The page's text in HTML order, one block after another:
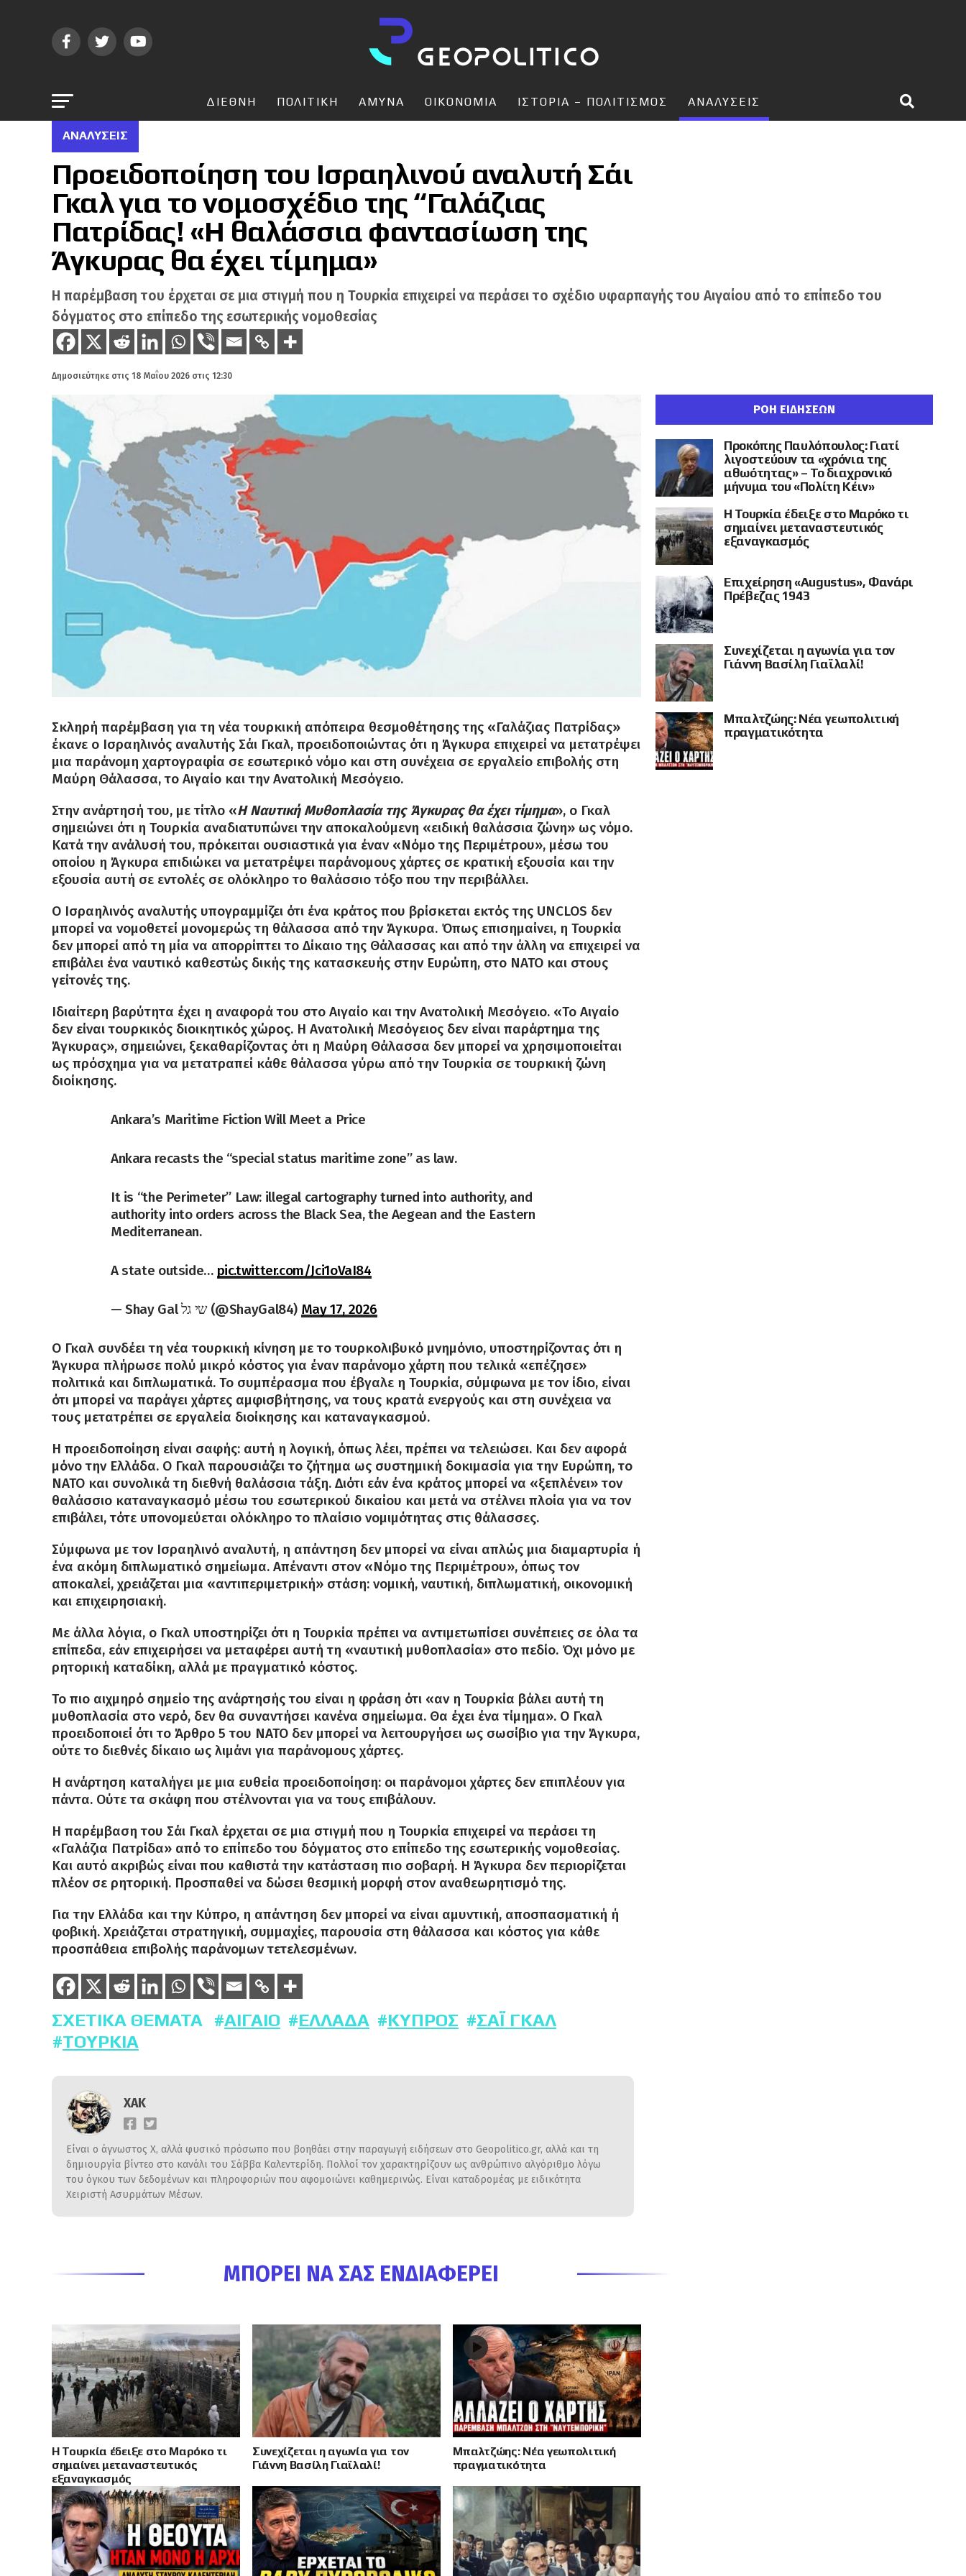
ΔΙΕΘΝΗ ΠΟΛΙΤΙΚΗ ΑΜΥΝΑ ΟΙΚΟΝΟΜΙΑ ΙΣΤΟΡΙΑ – ΠΟΛΙΤΙΣΜΟΣ ΑΝΑΛΥΣΕΙΣ
ΑΝΑΛΎΣΕΙΣ
Προειδοποίηση του Ισραηλινού αναλυτή Σάι
Γκαλ για το νομοσχέδιο της “Γαλάζιας
Πατρίδας! «Η θαλάσσια φαντασίωση της
Άγκυρας θα έχει τίμημα»
Η παρέμβαση του έρχεται σε μια στιγμή που η Τουρκία επιχειρεί να περάσει το σχέδιο υφαρπαγής του Αιγαίου από το επίπεδο του
δόγματος στο επίπεδο της εσωτερικής νομοθεσίας
Δημοσιεύτηκε στις 18 Μαΐου 2026 στις 12:30
Σκληρή παρέμβαση για τη νέα τουρκική απόπειρα θεσμοθέτησης της «Γαλάζιας Πατρίδας»
έκανε ο Ισραηλινός αναλυτής Σάι Γκαλ, προειδοποιώντας ότι η Άγκυρα επιχειρεί να μετατρέψει
μια παράνομη χαρτογραφία σε εσωτερικό νόμο και στη συνέχεια σε εργαλείο επιβολής στη
Μαύρη Θάλασσα, το Αιγαίο και την Ανατολική Μεσόγειο.
Στην ανάρτησή του, με τίτλο «Η Ναυτική Μυθοπλασία της Άγκυρας θα έχει τίμημα», ο Γκαλ
σημειώνει ότι η Τουρκία αναδιατυπώνει την αποκαλούμενη «ειδική θαλάσσια ζώνη» ως νόμο.
Κατά την ανάλυσή του, πρόκειται ουσιαστικά για έναν «Νόμο της Περιμέτρου», μέσω του
οποίου η Άγκυρα επιδιώκει να μετατρέψει παράνομους χάρτες σε κρατική εξουσία και την
εξουσία αυτή σε εντολές σε ολόκληρο το θαλάσσιο τόξο που την περιβάλλει.
Ο Ισραηλινός αναλυτής υπογραμμίζει ότι ένα κράτος που βρίσκεται εκτός της UNCLOS δεν
μπορεί να νομοθετεί μονομερώς τη θάλασσα από την Άγκυρα. Όπως επισημαίνει, η Τουρκία
δεν μπορεί από τη μία να απορρίπτει το Δίκαιο της Θάλασσας και από την άλλη να επιχειρεί να
επιβάλει ένα ναυτικό καθεστώς δικής της κατασκευής στην Ευρώπη, στο ΝΑΤΟ και στους
γείτονές της.
Ιδιαίτερη βαρύτητα έχει η αναφορά του στο Αιγαίο και την Ανατολική Μεσόγειο. «Το Αιγαίο
δεν είναι τουρκικός διοικητικός χώρος. Η Ανατολική Μεσόγειος δεν είναι παράρτημα της
Άγκυρας», σημειώνει, ξεκαθαρίζοντας ότι η Μαύρη Θάλασσα δεν μπορεί να χρησιμοποιείται
ως πρόσχημα για να μετατραπεί κάθε θάλασσα γύρω από την Τουρκία σε τουρκική ζώνη
διοίκησης.
Ankara’s Maritime Fiction Will Meet a Price
Ankara recasts the “special status maritime zone” as law.
It is “the Perimeter” Law: illegal cartography turned into authority, and
authority into orders across the Black Sea, the Aegean and the Eastern
Mediterranean.
A state outside… pic.twitter.com/Jci1oVaI84
— Shay Gal שי גל (@ShayGal84) May 17, 2026
Ο Γκαλ συνδέει τη νέα τουρκική κίνηση με το τουρκολιβυκό μνημόνιο, υποστηρίζοντας ότι η
Άγκυρα πλήρωσε πολύ μικρό κόστος για έναν παράνομο χάρτη που τελικά «επέζησε»
πολιτικά και διπλωματικά. Το συμπέρασμα που έβγαλε η Τουρκία, σύμφωνα με τον ίδιο, είναι
ότι μπορεί να παράγει χάρτες αμφισβήτησης, να τους κρατά ενεργούς και στη συνέχεια να
τους μετατρέπει σε εργαλεία διοίκησης και καταναγκασμού.
Η προειδοποίηση είναι σαφής: αυτή η λογική, όπως λέει, πρέπει να τελειώσει. Και δεν αφορά
μόνο την Ελλάδα. Ο Γκαλ παρουσιάζει το ζήτημα ως συστημική δοκιμασία για την Ευρώπη, το
ΝΑΤΟ και συνολικά τη διεθνή θαλάσσια τάξη. Διότι εάν ένα κράτος μπορεί να «ξεπλένει» τον
θαλάσσιο καταναγκασμό μέσω του εσωτερικού δικαίου και μετά να στέλνει πλοία για να τον
επιβάλει, τότε υπονομεύεται ολόκληρο το πλαίσιο νομιμότητας στις θάλασσες.
Σύμφωνα με τον Ισραηλινό αναλυτή, η απάντηση δεν μπορεί να είναι απλώς μια διαμαρτυρία ή
ένα ακόμη διπλωματικό σημείωμα. Απέναντι στον «Νόμο της Περιμέτρου», όπως τον
αποκαλεί, χρειάζεται μια «αντιπεριμετρική» στάση: νομική, ναυτική, διπλωματική, οικονομική
και επιχειρησιακή.
Με άλλα λόγια, ο Γκαλ υποστηρίζει ότι η Τουρκία πρέπει να αντιμετωπίσει συνέπειες σε όλα τα
επίπεδα, εάν επιχειρήσει να μεταφέρει αυτή τη «ναυτική μυθοπλασία» στο πεδίο. Όχι μόνο με
ρητορική καταδίκη, αλλά με πραγματικό κόστος.
Το πιο αιχμηρό σημείο της ανάρτησής του είναι η φράση ότι «αν η Τουρκία βάλει αυτή τη
μυθοπλασία στο νερό, δεν θα συναντήσει κανένα σημείωμα. Θα έχει ένα τίμημα». Ο Γκαλ
προειδοποιεί ότι το Άρθρο 5 του ΝΑΤΟ δεν μπορεί να λειτουργήσει ως σωσίβιο για την Άγκυρα,
ούτε το διεθνές δίκαιο ως λιμάνι για παράνομους χάρτες.
Η ανάρτηση καταλήγει με μια ευθεία προειδοποίηση: οι παράνομοι χάρτες δεν επιπλέουν για
πάντα. Ούτε τα σκάφη που στέλνονται για να τους επιβάλουν.
Η παρέμβαση του Σάι Γκαλ έρχεται σε μια στιγμή που η Τουρκία επιχειρεί να περάσει τη
«Γαλάζια Πατρίδα» από το επίπεδο του δόγματος στο επίπεδο της εσωτερικής νομοθεσίας.
Και αυτό ακριβώς είναι που καθιστά την κατάσταση πιο σοβαρή. Η Άγκυρα δεν περιορίζεται
πλέον σε ρητορική. Προσπαθεί να δώσει θεσμική μορφή στον αναθεωρητισμό της.
Για την Ελλάδα και την Κύπρο, η απάντηση δεν μπορεί να είναι αμυντική, αποσπασματική ή
φοβική. Χρειάζεται στρατηγική, συμμαχίες, παρουσία στη θάλασσα και κόστος για κάθε
προσπάθεια επιβολής παράνομων τετελεσμένων.
ΣΧΕΤΙΚΆ ΘΈΜΑΤΑ ΑΙΓΑΊΟ ΕΛΛΆΔΑ ΚΎΠΡΟΣ
ΣΆΙ ΓΚΑΛ
ΤΟΥΡΚΊΑ
ΧΑΚ
Είναι ο άγνωστος Χ, αλλά φυσικό πρόσωπο που βοηθάει στην παραγωγή ειδήσεων στο Geopolitico.gr, αλλά και τη
δημιουργία βίντεο στο κανάλι του Σάββα Καλεντερίδη. Πολλοί τον χαρακτηρίζουν ως ανθρώπινο αλγόριθμο λόγω
του όγκου των δεδομένων και πληροφοριών που αφομοιώνει καθημερινώς. Είναι καταδρομέας με ειδικότητα
Χειριστή Ασυρμάτων Μέσων.
ΜΠΟΡΕΊ ΝΑ ΣΑΣ ΕΝΔΙΑΦΈΡΕΙ
Η Τουρκία έδειξε στο Μαρόκο τι
σημαίνει μεταναστευτικός
εξαναγκασμός
Συνεχίζεται η αγωνία για τον
Γιάννη Βασίλη Γιαϊλαλί!
Μπαλτζώης: Νέα γεωπολιτική
πραγματικότητα
ΡΟΗ ΕΙΔΗΣΕΩΝ
Προκόπης Παυλόπουλος: Γιατί
λιγοστεύουν τα «χρόνια της
αθωότητας» – Το διαχρονικό
μήνυμα του «Πολίτη Κέιν»
Η Τουρκία έδειξε στο Μαρόκο τι
σημαίνει μεταναστευτικός
εξαναγκασμός
Επιχείρηση «Augustus», Φανάρι
Πρέβεζας 1943
Συνεχίζεται η αγωνία για τον
Γιάννη Βασίλη Γιαϊλαλί!
Μπαλτζώης: Νέα γεωπολιτική
πραγματικότητα